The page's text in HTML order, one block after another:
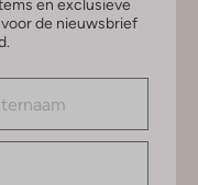
en exclusieve
de nieuwsbrief